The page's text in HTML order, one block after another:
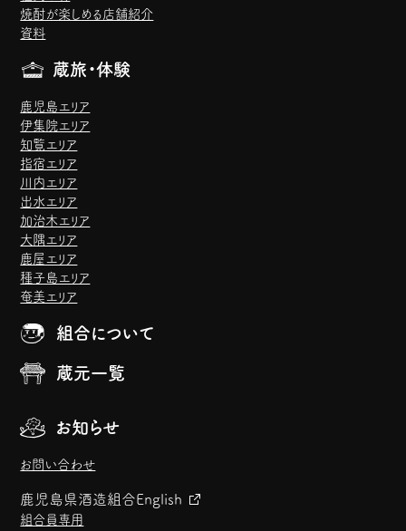
焼酎が楽しめる店舗紹介
資料
蔵旅・体験
鹿児島エリア
伊集院エリア
知覧エリア
指宿エリア
川内エリア
出水エリア
加治木エリア
大隅エリア
鹿屋エリア
種子島エリア
奄美エリア
組合について
蔵元一覧
お知らせ
お問い合わせ
鹿児島県酒造組合English
組合員専用